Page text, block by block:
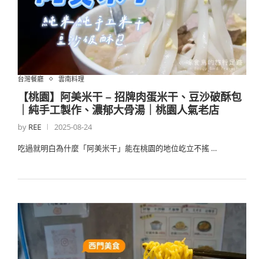
台灣餐廳 雲南料理
【桃園】阿美米干 – 招牌肉蛋米干、豆沙破酥包
｜純手工製作、濃郁大骨湯｜桃園人氣老店
by REE
2025-08-24
吃過就明白為什麼「阿美米干」能在桃園的地位屹立不搖 …